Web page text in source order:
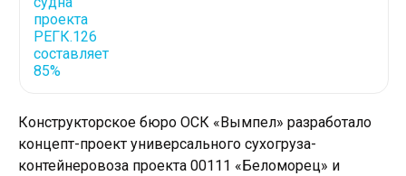
Конструкторское бюро ОСК «Вымпел» разработало
концепт-проект универсального сухогруза-
контейнеровоза проекта 00111 «Беломорец» и